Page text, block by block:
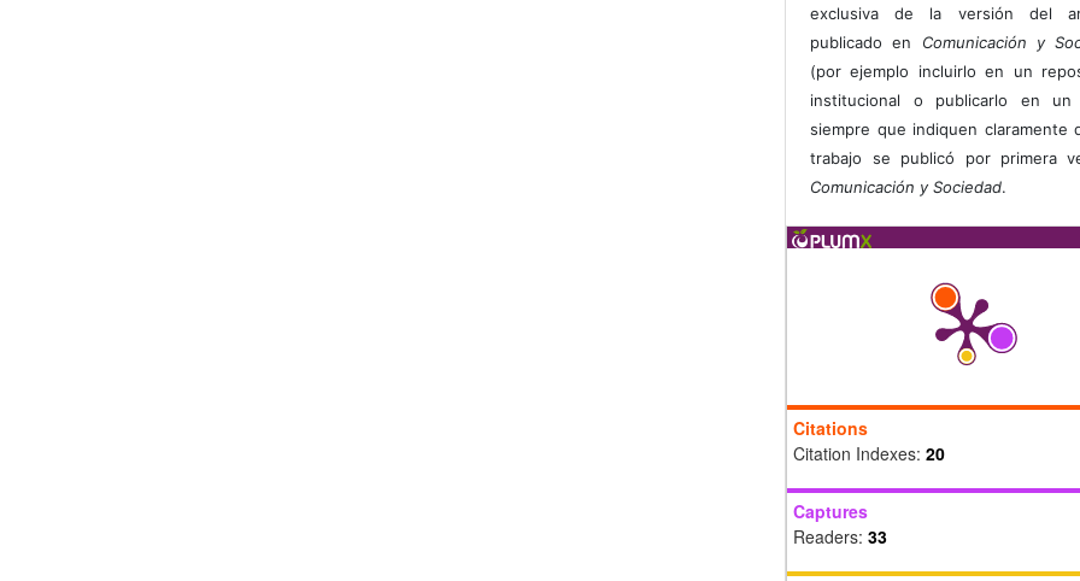
exclusiva de la versión del
publicado en Comunicación y
(por ejemplo incluirlo en un
institucional o publicarlo en un
siempre que indiquen claramente
trabajo se publicó por primera
Comunicación y Sociedad.
Citations
Citation Indexes: 20
Captures
Readers: 33